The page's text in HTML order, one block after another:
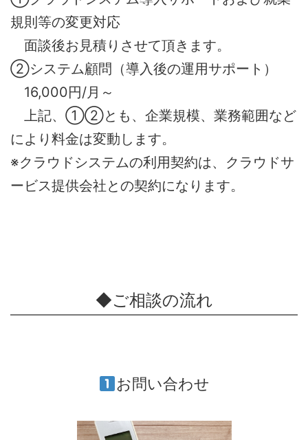
規則等の変更対応
面談後お見積りさせて頂きます。
②システム顧問（導入後の運用サポート）
16,000円/月～
上記、①②とも、企業規模、業務範囲など
により料金は変動します。
※クラウドシステムの利用契約は、クラウドサ
ービス提供会社との契約になります。
◆ご相談の流れ
お問い合わせ